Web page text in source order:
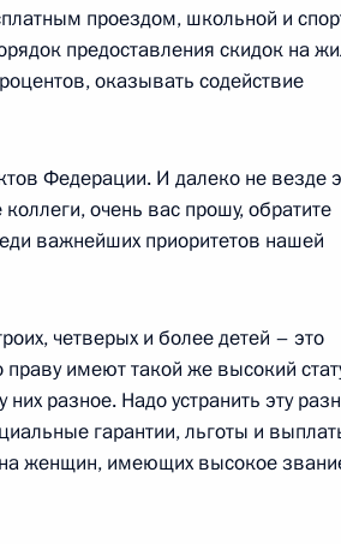
системы
Васильевым
Владимиром
проездом, школьной и
предоставления скидок на
оказывать содействие
Федерации. И далеко не везде
очень вас прошу, обратите
важнейших приоритетов нашей
четверых и более детей – это
имеют такой же высокий
разное. Надо устранить эту
гарантии, льготы и
на женщин, имеющих высокое